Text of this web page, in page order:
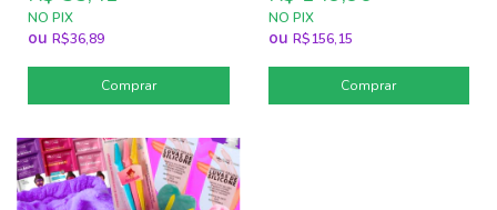
NO PIX
ou R$36,89
NO PIX
ou R$156,15
Comprar